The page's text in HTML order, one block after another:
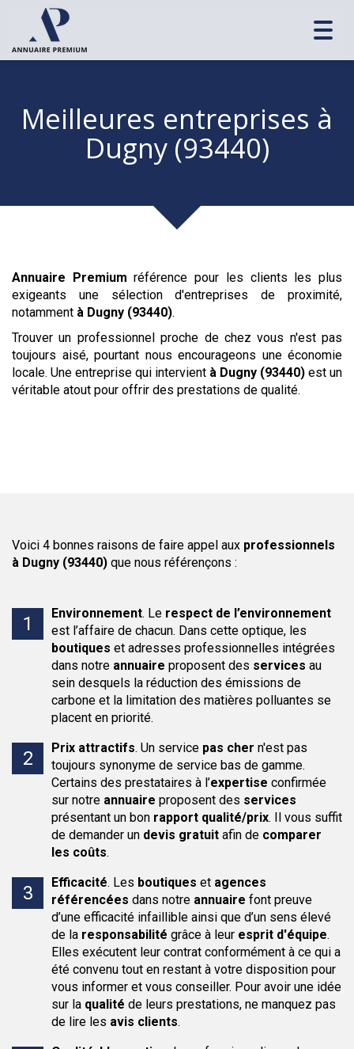
Meilleures entreprises à
Dugny (93440)
Annuaire Premium référence pour les clients les plus
exigeants une sélection d'entreprises de proximité,
notamment à Dugny (93440).
Trouver un professionnel proche de chez vous n'est pas
toujours aisé, pourtant nous encourageons une économie
locale. Une entreprise qui intervient à Dugny (93440) est un
véritable atout pour offrir des prestations de qualité.
Voici 4 bonnes raisons de faire appel aux professionnels
à Dugny (93440) que nous référençons :
Environnement. Le respect de l’environnement
est l’affaire de chacun. Dans cette optique, les
boutiques et adresses professionnelles intégrées
dans notre annuaire proposent des services au
sein desquels la réduction des émissions de
carbone et la limitation des matières polluantes se
placent en priorité.
Prix attractifs. Un service pas cher n'est pas
toujours synonyme de service bas de gamme.
Certains des prestataires à l’expertise confirmée
sur notre annuaire proposent des services
présentant un bon rapport qualité/prix. Il vous suffit
de demander un devis gratuit afin de comparer
les coûts.
Efficacité. Les boutiques et agences
référencées dans notre annuaire font preuve
d’une efficacité infaillible ainsi que d’un sens élevé
de la responsabilité grâce à leur esprit d'équipe.
Elles exécutent leur contrat conformément à ce qui a
été convenu tout en restant à votre disposition pour
vous informer et vous conseiller. Pour avoir une idée
sur la qualité de leurs prestations, ne manquez pas
de lire les avis clients.